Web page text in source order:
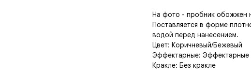
На фото - пробник обожжен
Поставляется в форме
водой перед нанесением.
Цвет: Коричневый/Бежевый
Эффектарные: Эффектарные
Кракле: Без кракле